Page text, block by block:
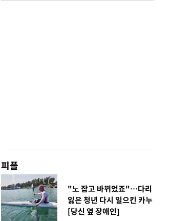
피플
"노 잡고 바뀌었죠"…다리
잃은 청년 다시 일으킨 카누
[당신 옆 장애인]